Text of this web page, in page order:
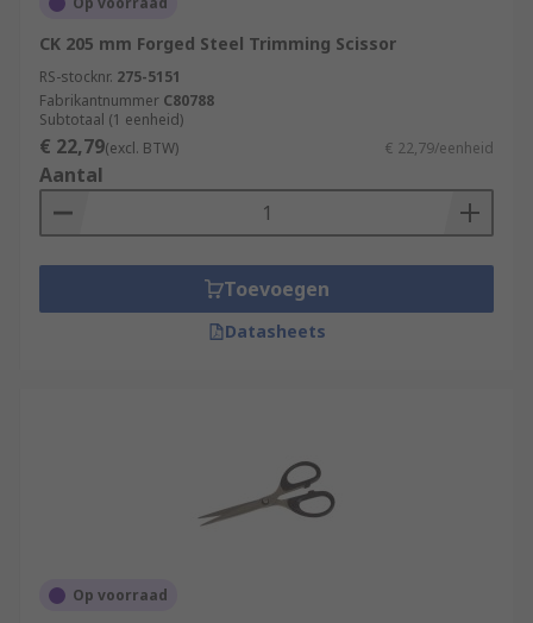
CK 205 mm Forged Steel Trimming Scissor
RS-stocknr. 275-5151
Fabrikantnummer C80788
Subtotaal (1 eenheid)
€ 22,79(excl. BTW) € 22,79/eenheid
Aantal
Toevoegen
Datasheets
Op voorraad